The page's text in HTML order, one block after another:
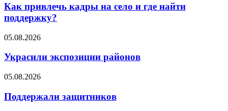
Как привлечь кадры на село и где найти
поддержку?
05.08.2026
Украсили экспозиции районов
05.08.2026
Поддержали защитников